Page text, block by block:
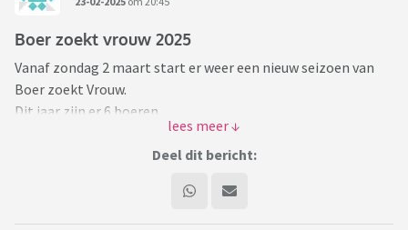
Boer zoekt vrouw 2025
Vanaf zondag 2 maart start er weer een nieuw seizoen van
Boer zoekt Vrouw.
Dit jaar zijn er 6 boeren.
Eerdere seizoenen zagen we in de eerste aflevering de
De liefdesbrieven heeft Yvon al eerder bij de boeren bezorgd.
Deel dit bericht: